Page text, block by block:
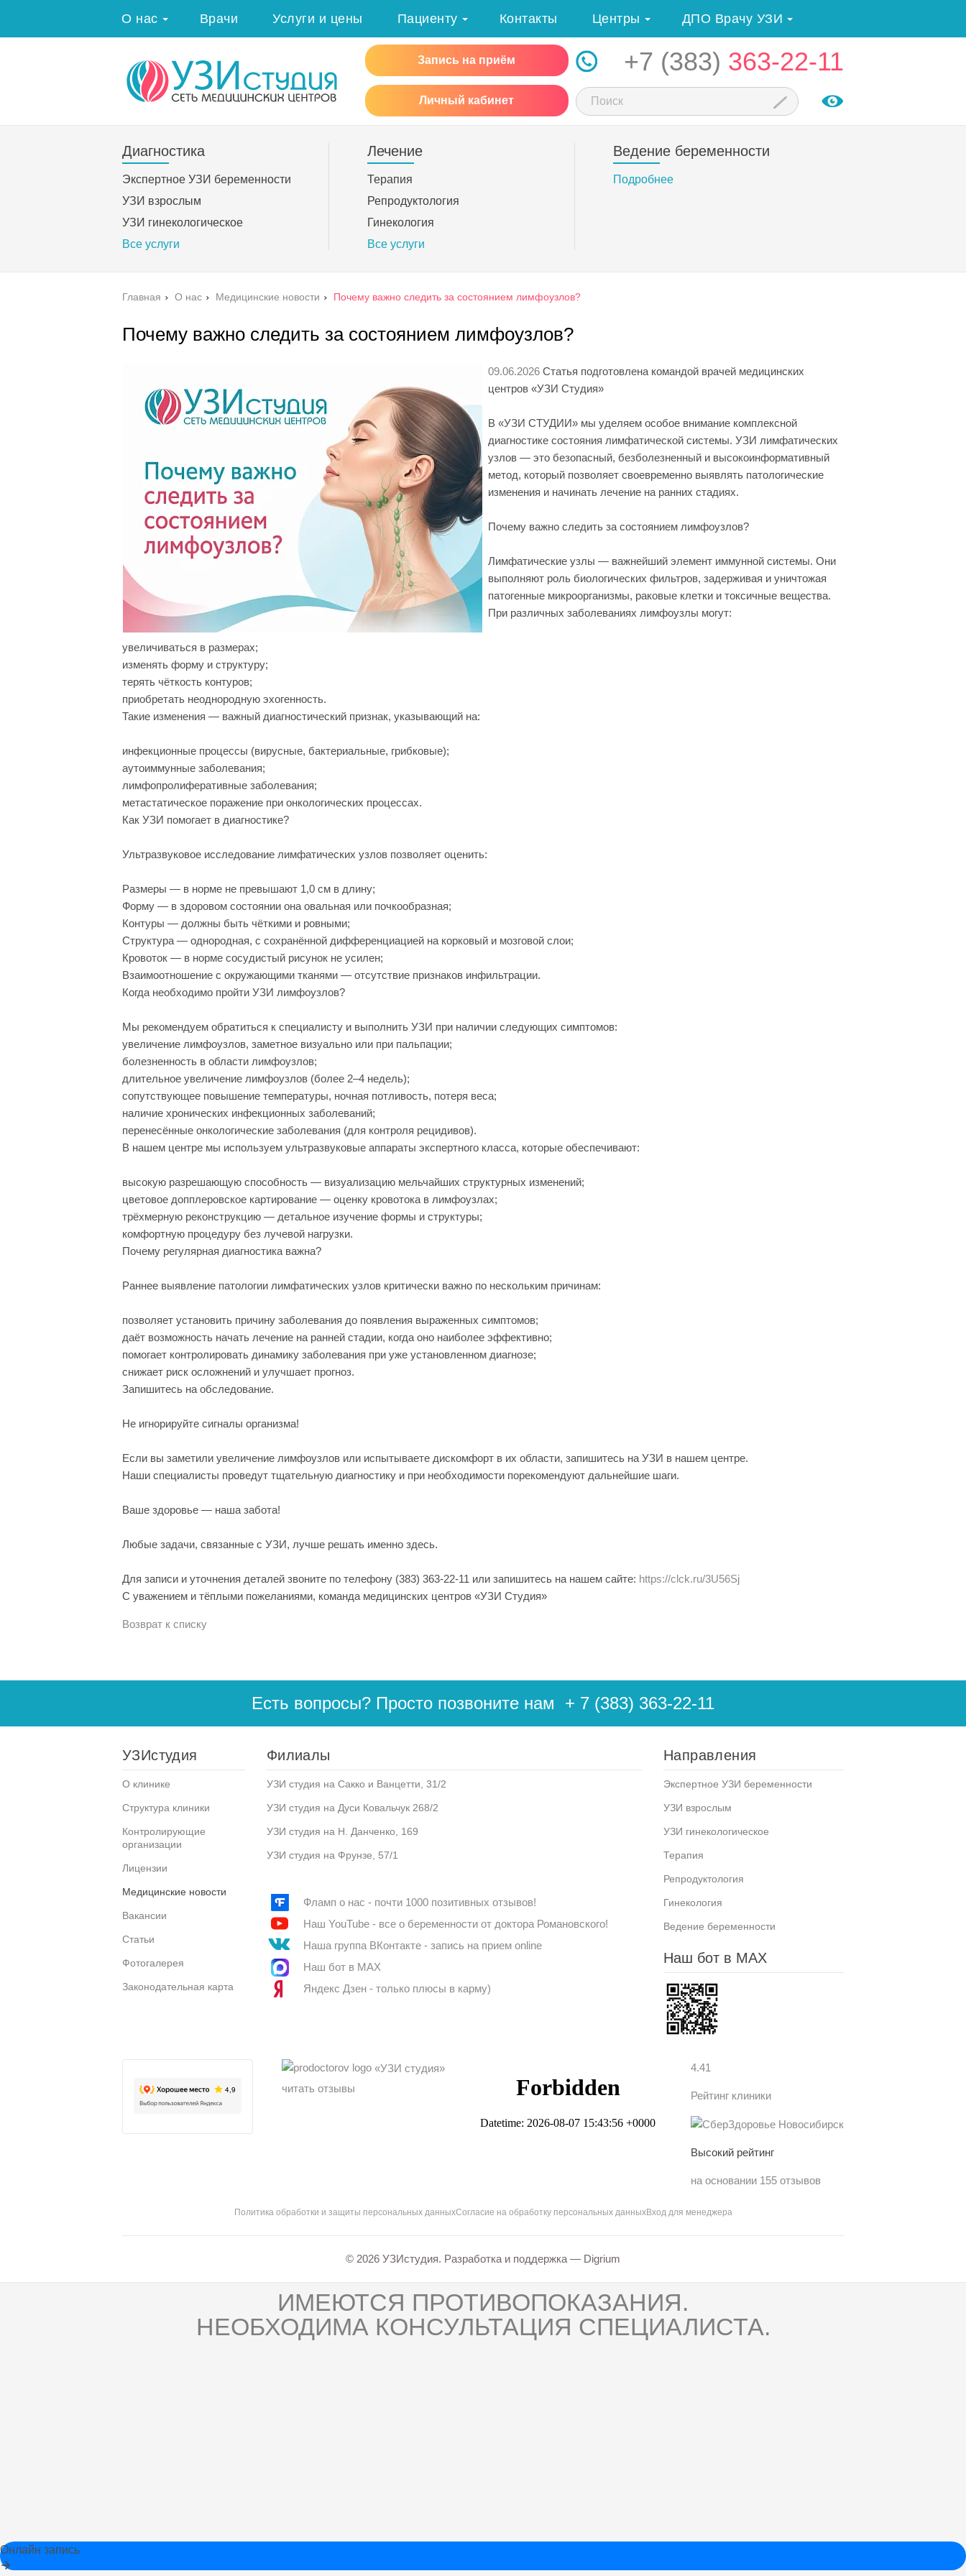
О нас Врачи Услуги и цены Пациенту Контакты Центры ДПО Врачу УЗИ
Запись на приём +7 (383) 363-22-11
Личный кабинет
Диагностика
Экспертное УЗИ беременности
УЗИ взрослым
УЗИ гинекологическое
Все услуги
Лечение
Терапия
Репродуктология
Гинекология
Все услуги
Ведение беременности
Подробнее
Главная › О нас › Медицинские новости › Почему важно следить за состоянием лимфоузлов?
Почему важно следить за состоянием лимфоузлов?
09.06.2026 Статья подготовлена командой врачей медицинских
центров «УЗИ Студия»
В «УЗИ СТУДИИ» мы уделяем особое внимание комплексной
диагностике состояния лимфатической системы. УЗИ лимфатических
узлов — это безопасный, безболезненный и высокоинформативный
метод, который позволяет своевременно выявлять патологические
изменения и начинать лечение на ранних стадиях.
Почему важно следить за состоянием лимфоузлов?
Лимфатические узлы — важнейший элемент иммунной системы. Они
выполняют роль биологических фильтров, задерживая и уничтожая
патогенные микроорганизмы, раковые клетки и токсичные вещества.
При различных заболеваниях лимфоузлы могут:
увеличиваться в размерах;
изменять форму и структуру;
терять чёткость контуров;
приобретать неоднородную эхогенность.
Такие изменения — важный диагностический признак, указывающий на:
инфекционные процессы (вирусные, бактериальные, грибковые);
аутоиммунные заболевания;
лимфопролиферативные заболевания;
метастатическое поражение при онкологических процессах.
Как УЗИ помогает в диагностике?
Ультразвуковое исследование лимфатических узлов позволяет оценить:
Размеры — в норме не превышают 1,0 см в длину;
Форму — в здоровом состоянии она овальная или почкообразная;
Контуры — должны быть чёткими и ровными;
Структура — однородная, с сохранённой дифференциацией на корковый и мозговой слои;
Кровоток — в норме сосудистый рисунок не усилен;
Взаимоотношение с окружающими тканями — отсутствие признаков инфильтрации.
Когда необходимо пройти УЗИ лимфоузлов?
Мы рекомендуем обратиться к специалисту и выполнить УЗИ при наличии следующих симптомов:
увеличение лимфоузлов, заметное визуально или при пальпации;
болезненность в области лимфоузлов;
длительное увеличение лимфоузлов (более 2–4 недель);
сопутствующее повышение температуры, ночная потливость, потеря веса;
наличие хронических инфекционных заболеваний;
перенесённые онкологические заболевания (для контроля рецидивов).
В нашем центре мы используем ультразвуковые аппараты экспертного класса, которые обеспечивают:
высокую разрешающую способность — визуализацию мельчайших структурных изменений;
цветовое допплеровское картирование — оценку кровотока в лимфоузлах;
трёхмерную реконструкцию — детальное изучение формы и структуры;
комфортную процедуру без лучевой нагрузки.
Почему регулярная диагностика важна?
Раннее выявление патологии лимфатических узлов критически важно по нескольким причинам:
позволяет установить причину заболевания до появления выраженных симптомов;
даёт возможность начать лечение на ранней стадии, когда оно наиболее эффективно;
помогает контролировать динамику заболевания при уже установленном диагнозе;
снижает риск осложнений и улучшает прогноз.
Запишитесь на обследование.
Не игнорируйте сигналы организма!
Если вы заметили увеличение лимфоузлов или испытываете дискомфорт в их области, запишитесь на УЗИ в нашем центре.
Наши специалисты проведут тщательную диагностику и при необходимости порекомендуют дальнейшие шаги.
Ваше здоровье — наша забота!
Любые задачи, связанные с УЗИ, лучше решать именно здесь.
Для записи и уточнения деталей звоните по телефону (383) 363-22-11 или запишитесь на нашем сайте: https://clck.ru/3U56Sj
С уважением и тёплыми пожеланиями, команда медицинских центров «УЗИ Студия»
Возврат к списку
Есть вопросы? Просто позвоните нам + 7 (383) 363-22-11
УЗИстудия
О клинике
Структура клиники
Контролирующие
организации
Лицензии
Медицинские новости
Вакансии
Статьи
Фотогалерея
Законодательная карта
Филиалы
УЗИ студия на Сакко и Ванцетти, 31/2
УЗИ студия на Дуси Ковальчук 268/2
УЗИ студия на Н. Данченко, 169
УЗИ студия на Фрунзе, 57/1
Фламп о нас - почти 1000 позитивных отзывов!
Наш YouTube - все о беременности от доктора Романовского!
Наша группа ВКонтакте - запись на прием online
Наш бот в MAX
Яндекс Дзен - только плюсы в карму)
Направления
Экспертное УЗИ беременности
УЗИ взрослым
УЗИ гинекологическое
Терапия
Репродуктология
Гинекология
Ведение беременности
Наш бот в MAX
«УЗИ студия»
читать отзывы
4.41
Рейтинг клиники
Высокий рейтинг
на основании 155 отзывов
Политика обработки и защиты персональных данныхСогласие на обработку персональных данныхВход для менеджера
© 2026 УЗИстудия. Разработка и поддержка — Digrium
ИМЕЮТСЯ ПРОТИВОПОКАЗАНИЯ.
НЕОБХОДИМА КОНСУЛЬТАЦИЯ СПЕЦИАЛИСТА.